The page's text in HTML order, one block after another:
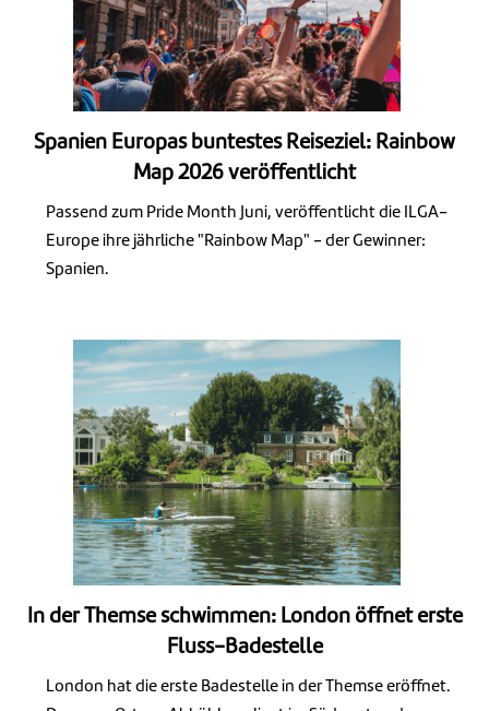
Spanien Europas buntestes Reiseziel: Rainbow
Map 2026 veröffentlicht
Passend zum Pride Month Juni, veröffentlicht die ILGA-
Europe ihre jährliche "Rainbow Map" - der Gewinner:
Spanien.
In der Themse schwimmen: London öffnet erste
Fluss-Badestelle
London hat die erste Badestelle in der Themse eröffnet.